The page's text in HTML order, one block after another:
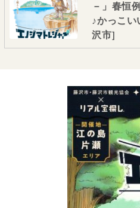
－」春恒
♪かっこ
沢市]